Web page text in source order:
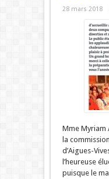
28 mars 2018
Mme Myriam
la
d’Aigues-
l’heureuse
puisque le